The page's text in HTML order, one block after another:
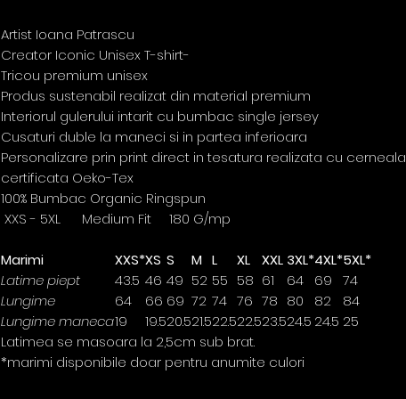
Artist Ioana Patrascu
Creator Iconic Unisex T-shirt-
Tricou premium unisex
Produs sustenabil realizat din material premium
Interiorul gulerului intarit cu bumbac single jersey
Cusaturi duble la maneci si in partea inferioara
Personalizare prin print direct in tesatura realizata cu cerneala
certificata Oeko-Tex
100% Bumbac Organic Ringspun
XXS - 5XL Medium Fit 180 G/mp
Marimi XXS*XS S M L XL XXL 3XL*4XL*5XL*
Latime piept
43.5 46 49 52 55 58 61 64 69
74
Lungime
64 66 69 72 74 76 78 80 82
84
Lungime maneca19 19.520.521.522.522.523.524.5 24.5 25
Latimea se masoara la 2,5cm sub brat.
*marimi disponibile doar pentru anumite culori